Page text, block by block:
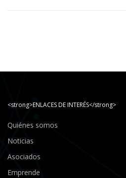
<strong>ENLACES DE INTERÉS</strong>
Quiénes somos
Noticias
Asociados
Emprende